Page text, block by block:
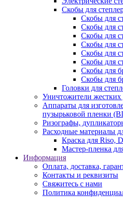
Скобы для
Скобы для
Скобы для
Скобы для
Скобы для
Скобы для
Скобы для
Скобы для
Скобы для
Головки для
Уничтожители жестких
Аппараты для
пузырьковой пленки
Ризографы,
Расходные материалы
Краска для Riso,
Мастер-пленка
Информация
Оплата, доставка,
Контакты и реквизиты
Свяжитесь с нами
Политика